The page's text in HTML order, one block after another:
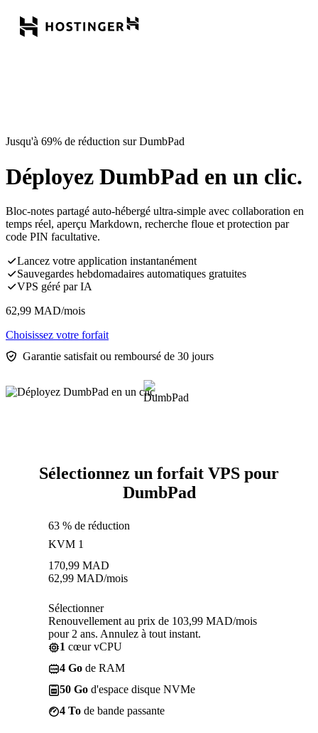
Jusqu'à 69% de réduction sur DumbPad
Déployez DumbPad en un clic.
Bloc-notes partagé auto-hébergé ultra-simple avec collaboration en
temps réel, aperçu Markdown, recherche floue et protection par
code PIN facultative.
Lancez votre application instantanément
Sauvegardes hebdomadaires automatiques gratuites
VPS géré par IA
62,99 MAD/mois
Choisissez votre forfait
Garantie satisfait ou remboursé de 30 jours
Sélectionnez un forfait VPS pour
DumbPad
63 % de réduction
KVM 1
170,99 MAD
62,99 MAD/mois
Sélectionner
Renouvellement au prix de 103,99 MAD/mois
pour 2 ans. Annulez à tout instant.
1 cœur vCPU
4 Go de RAM
50 Go d'espace disque NVMe
4 To de bande passante